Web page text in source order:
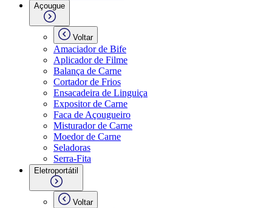
Açougue
Voltar
Amaciador de Bife
Aplicador de Filme
Balança de Carne
Cortador de Frios
Ensacadeira de Linguiça
Expositor de Carne
Faca de Açougueiro
Misturador de Carne
Moedor de Carne
Seladoras
Serra-Fita
Eletroportátil
Voltar